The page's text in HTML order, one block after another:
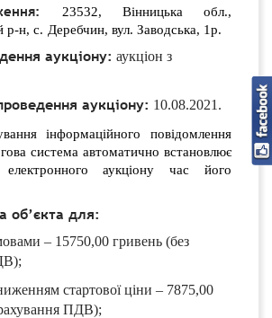
23532, Вінницька обл.,
р-н, с. Деребчин, вул. Заводська, 1р.
аукціону: аукціон з
аукціону: 10.08.2021.
інформаційного повідомлення
система автоматично встановлює
аукціону час його
об’єкта для:
– 15750,00 гривень (без
стартової ціни – 7875,00
ПДВ);